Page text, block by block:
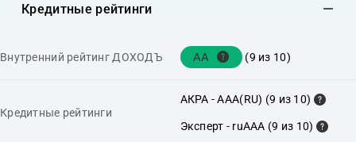
Кредитные рейтинги
Внутренний рейтинг ДОХОДЪ AA (9 из 10)
Кредитные рейтинги
АКРА - AAA(RU) (9 из 10)
Эксперт - ruAAA (9 из 10)